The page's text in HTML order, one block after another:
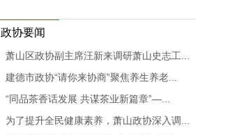
政协要闻
萧山区政协副主席汪新来调研萧山史志工...
建德市政协“请你来协商”聚焦养生养老...
“同品茶香话发展 共谋茶业新篇章”—...
为了提升全民健康素养，萧山政协深入调...